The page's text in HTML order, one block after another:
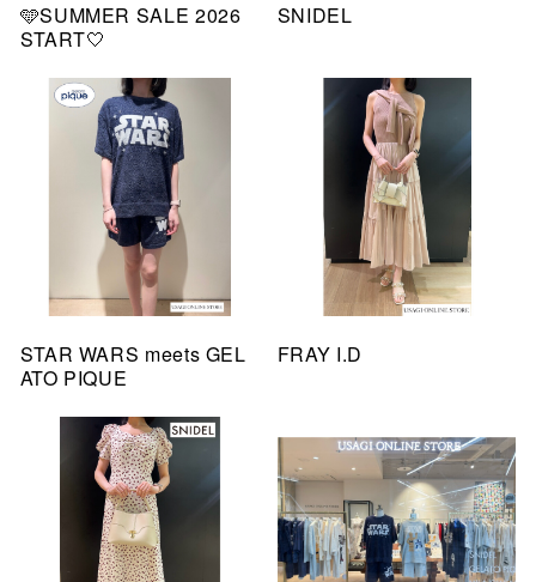
🩵SUMMER SALE 2026
START🤍
SNIDEL
STAR WARS meets GEL
ATO PIQUE
FRAY I.D